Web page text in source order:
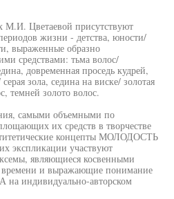
М.И. Цветаевой присутствуют
жизни - детства, юности/
выраженные образно
средствами: тьма волос/
довременная проседь кудрей,
зола, седина на виске/ золотая
темней золото волос.
самыми объемными по
их средств в творчестве
концепты МОЛОДОСТЬ
участвуют
являющиеся косвенными
времени и выражающие понимание
индивидуально-авторском